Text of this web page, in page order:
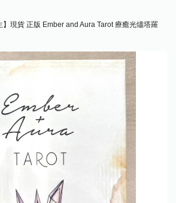
】現貨 正版 Ember and Aura Tarot 療癒光燼塔羅